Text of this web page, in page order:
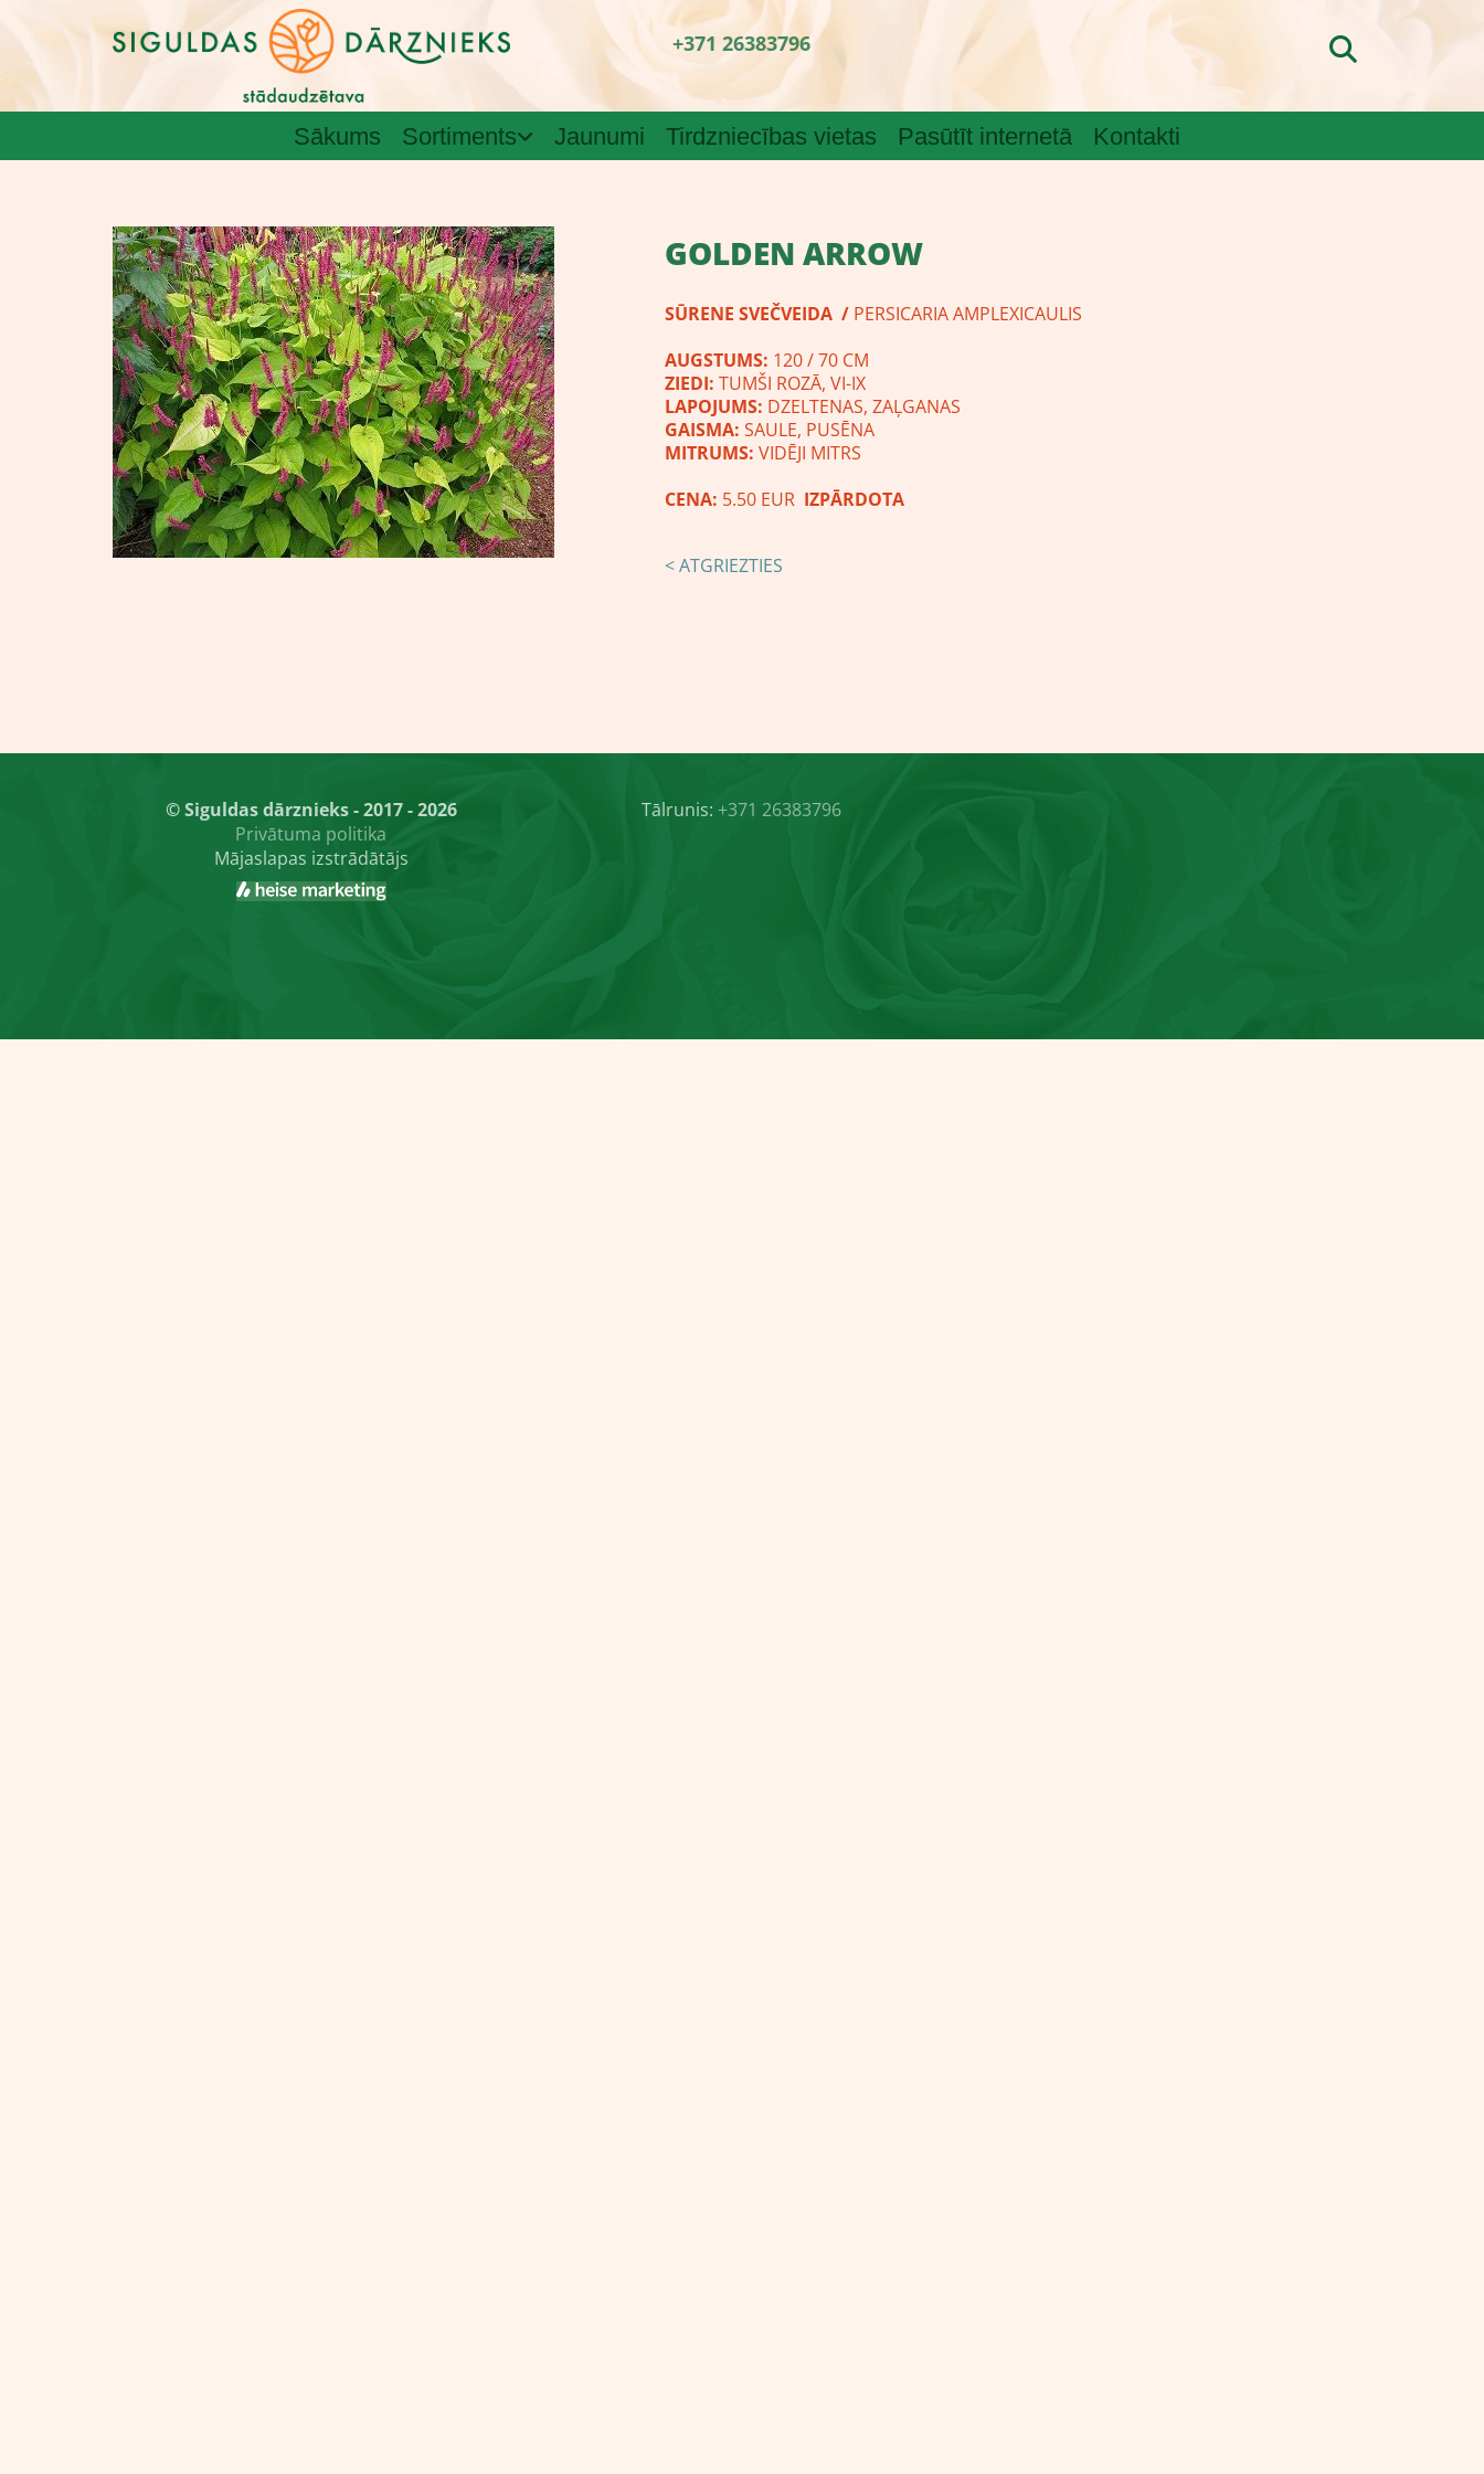
+371 26383796
Sākums Sortiments Jaunumi Tirdzniecības vietas Pasūtīt internetā Kontakti
GOLDEN ARROW
SŪRENE SVEČVEIDA / PERSICARIA AMPLEXICAULIS
AUGSTUMS: 120 / 70 CM
ZIEDI: TUMŠI ROZĀ, VI-IX
LAPOJUMS: DZELTENAS, ZAĻGANAS
GAISMA: SAULE, PUSĒNA
MITRUMS: VIDĒJI MITRS
CENA: 5.50 EUR IZPĀRDOTA
< ATGRIEZTIES
© Siguldas dārznieks - 2017 - 2026
Privātuma politika
Mājaslapas izstrādātājs
Tālrunis: +371 26383796